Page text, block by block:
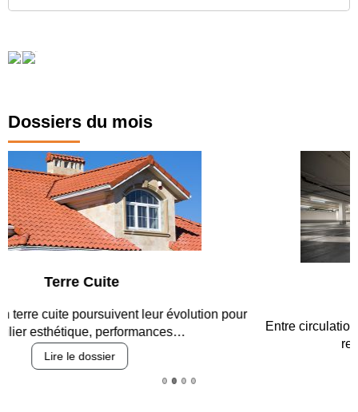
Dossiers du mois
Entre circulation, sécurisation des accès, durabilité des
revêtements et intégration…